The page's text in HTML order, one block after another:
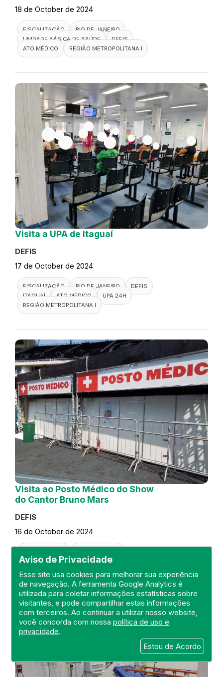
Aviso de Privacidade
Esse site usa cookies para melhorar sua experiência
de navegação. A ferramenta Google Analytics é
utilizada para coletar informações estatísticas sobre
visitantes, e pode compartilhar estas informações
com terceiros. Ao continuar a utilizar nosso website,
você concorda com nossapolítica de uso e
privacidade.
Estou de Acordo
18 de October de 2024
FISCALIZAÇÃO
RIO DE JANEIRO
UNIDADE BÁSICA DE SAÚDE
DEFIS
ATO MÉDICO
REGIÃO METROPOLITANA I
Visita a UPA de Itaguaí
DEFIS
17 de October de 2024
FISCALIZAÇÃO RIO DE JANEIRO
DEFIS
ITAGUAÍ
ATO MÉDICO
UPA 24H
REGIÃO METROPOLITANA I
Visita ao Posto Médico do Show
do Cantor Bruno Mars
DEFIS
16 de October de 2024
REGIÃO METROPOLITANA I
DEFIS
ATO MÉDICO
PRONTO SOCORRO